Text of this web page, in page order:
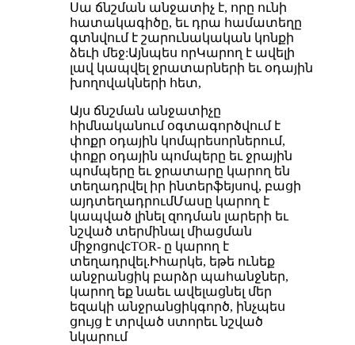
Սա ճնշման անջատիչ է, որը ունի
հատակագիծը, եւ դրա համատեղը
գտնվում է շարունակական կոնքի
ձեւի մեջ:Այնպես որԿարող է ավելի
լավ կապվել ջրատարների եւ օդային
խողովակների հետ,
Այս ճնշման անջատիչը
հիմնականում օգտագործվում է
փոքր օդային կոմպրեսորներում,
փոքր օդային պոմպերը եւ ջրային
պոմպերը եւ ջրատարը կարող են
տեղադրվել իր ինտերֆեյսով, բացի
այդտեղադրումՄասը կարող է
կապված լինել զոդման լարերի եւ
նշված տերմինալ միացման
միջոցովcTOR- ը կարող է
տեղադրվել.Իհարկե, եթե ունեք
անջրանցիկ բարձր պահանջներ,
կարող եք նաեւ ավելացնել մեր
եզակի անջրանցիկգործ, ինչպես
ցույց է տրված ստորեւ նշված
նկարում